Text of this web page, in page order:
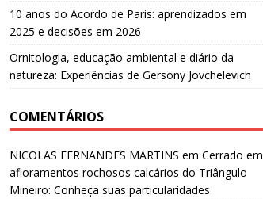
10 anos do Acordo de Paris: aprendizados em
2025 e decisões em 2026
Ornitologia, educação ambiental e diário da
natureza: Experiências de Gersony Jovchelevich
COMENTÁRIOS
NICOLAS FERNANDES MARTINS em Cerrado em
afloramentos rochosos calcários do Triângulo
Mineiro: Conheça suas particularidades